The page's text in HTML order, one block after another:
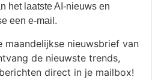
het laatste AI-nieuws en
een e-mail.
maandelijkse nieuwsbrief van
de nieuwste trends,
direct in je mailbox!